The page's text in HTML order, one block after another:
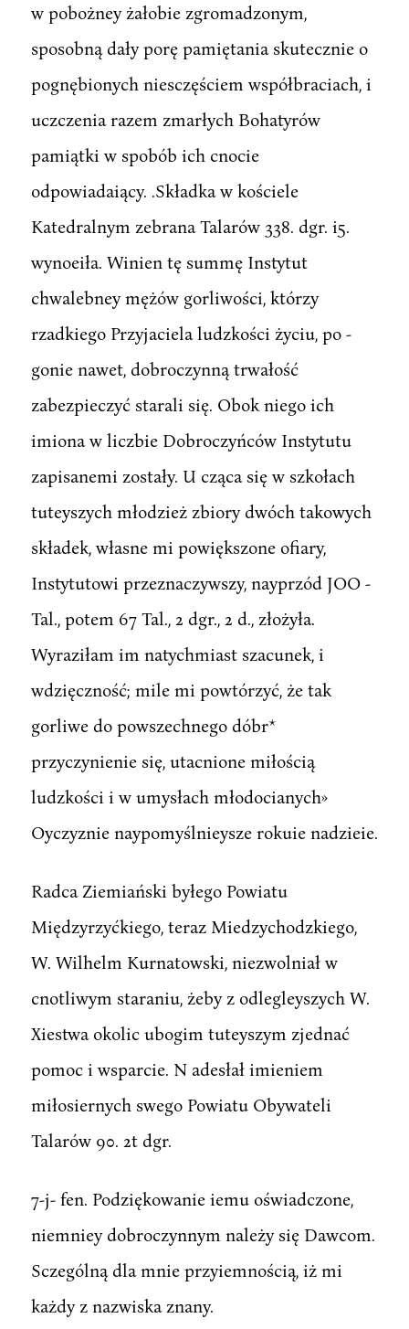
w pobożney żałobie zgromadzonym,
sposobną dały porę pamiętania skutecznie o
pognębionych niesczęściem współbraciach, i
uczczenia razem zmarłych Bohatyrów
pamiątki w spobób ich cnocie
odpowiadaiący. .Składka w kościele
Katedralnym zebrana Talarów 338. dgr. i5.
wynoeiła. Winien tę summę Instytut
chwalebney mężów gorliwości, którzy
rzadkiego Przyjaciela ludzkości życiu, po -
gonie nawet, dobroczynną trwałość
zabezpieczyć starali się. Obok niego ich
imiona w liczbie Dobroczyńców Instytutu
zapisanemi zostały. U cząca się w szkołach
tuteyszych młodzież zbiory dwóch takowych
składek, własne mi powiększone ofiary,
Instytutowi przeznaczywszy, nayprzód JOO -
Tal., potem 67 Tal., 2 dgr., 2 d., złożyła.
Wyraziłam im natychmiast szacunek, i
wdzięczność; mile mi powtórzyć, że tak
gorliwe do powszechnego dóbr*
przyczynienie się, utacnione miłością
ludzkości i w umysłach młodocianych»
Oyczyznie naypomyślnieysze rokuie nadzieie.
Radca Ziemiański byłego Powiatu
Międzyrzyćkiego, teraz Miedzychodzkiego,
W. Wilhelm Kurnatowski, niezwolniał w
cnotliwym staraniu, żeby z odlegleyszych W.
Xiestwa okolic ubogim tuteyszym zjednać
pomoc i wsparcie. N adesłał imieniem
miłosiernych swego Powiatu Obywateli
Talarów 90. 2t dgr.
7-j- fen. Podziękowanie iemu oświadczone,
niemniey dobroczynnym należy się Dawcom.
Sczególną dla mnie przyiemnością, iż mi
każdy z nazwiska znany.